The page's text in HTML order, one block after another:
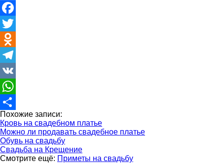
Facebook
Twitter
Odnoklassniki
Telegram
VK
WhatsApp
Отправить
Похожие записи:
Кровь на свадебном платье
Можно ли продавать свадебное платье
Обувь на свадьбу
Свадьба на Крещение
Смотрите ещё: Приметы на свадьбу